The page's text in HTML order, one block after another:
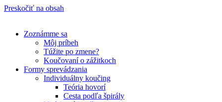
Preskočiť na obsah
Zoznámme sa
Môj príbeh
Túžite po zmene?
Koučovaní o zážitkoch
Formy sprevádzania
Individuálny koučing
Teória hovorí
Cesta podľa špirály